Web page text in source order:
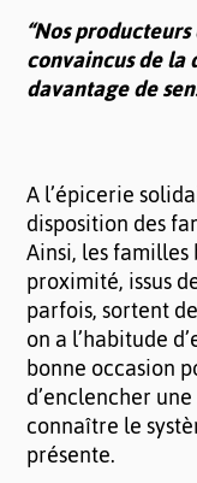
“Nos
convaincus de
davantage de
A l’épicerie
disposition des
Ainsi, les
proximité, issus
parfois, sortent
on a l’habitude
bonne occasion
d’enclencher
connaître le
présente.